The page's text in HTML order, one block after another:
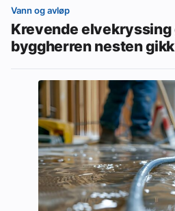
Vann og avløp
Krevende elvekryssing
byggherren nesten